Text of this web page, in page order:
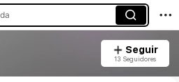
Seguir
13 Seguidores